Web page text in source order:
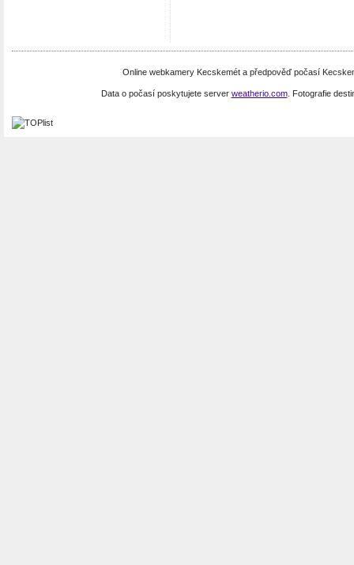
Online webkamery Kecskemét a předpověď počasí
Data o počasí poskytujete server weatherio.com. Fotografie